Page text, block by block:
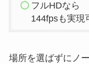
フルHDなら
144fpsも実現
場所を選ばずにノ